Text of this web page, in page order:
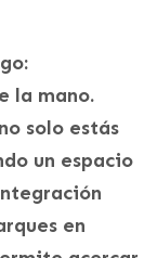
la mano.
solo estás
un espacio
en